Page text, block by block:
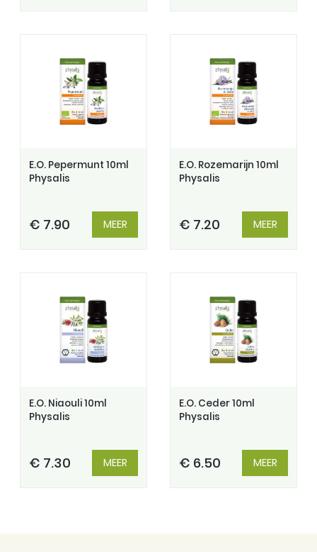
E.O. Pepermunt 10ml
Physalis
€ 7.90 MEER
E.O. Rozemarijn 10ml
Physalis
€ 7.20 MEER
E.O. Niaouli 10ml
Physalis
€ 7.30 MEER
E.O. Ceder 10ml
Physalis
€ 6.50 MEER